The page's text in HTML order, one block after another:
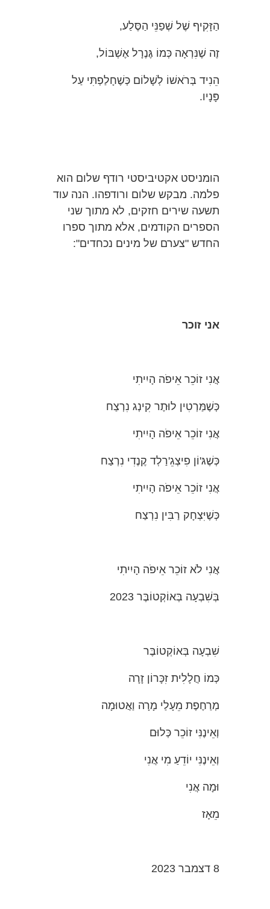
הַזָּקִיף שֶׁל שְׁפַנֵּי הַסֶּלַע,
זֶה שֶׁנִּרְאָה כְּמוֹ גֶּנֶרָל אֶשְׁבּוֹל,
הֵנִיד בְּרֹאשׁוֹ לְשָׁלוֹם כְּשֶׁחָלַפְתִּי עַל
פָּנָיו.
הומניסט אקטיביסטי רודף שלום הוא
פלמה. מבקש שלום ורודפהו. הנה עוד
תשעה שירים חזקים, לא מתוך שני
הספרים הקודמים, אלא מתוך ספרו
החדש "צערם של מינים נכחדים":
אני זוכר
אֲנִי זוֹכֵר אֵיפֹה הָיִיתִי
כְּשֶׁמַּרְטִין לוּתֶר קִינְג נִרְצַח
אֲנִי זוֹכֵר אֵיפֹה הָיִיתִי
כְּשֶׁגּ'וֹן פִיצְגֵ'רַלְד קֶנֶדִי נִרְצַח
אֲנִי זוֹכֵר אֵיפֹה הָיִיתִי
כְּשֶׁיִּצְחָק רַבִּין נִרְצַח
אֲנִי לֹא זוֹכֵר אֵיפֹה הָיִיתִי
בְּשִׁבְעָה בְּאוֹקְטוֹבֶּר 2023
שִׁבְעָה בְּאוֹקְטוֹבֶּר
כְּמוֹ חֲלָלִית זִכָּרוֹן זָרָה
מְרַחֶפֶת מֵעָלַי מָרָה וַאֲטוּמָה
וְאֵינֶנִּי זוֹכֵר כְּלוּם
וְאֵינֶנִּי יוֹדֵעַ מִי אֲנִי
וּמָה אֲנִי
מֵאָז
8 דצמבר 2023